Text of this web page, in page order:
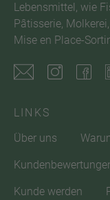
Lebensmittel, wie
Pâtisserie,
Mise en Place-
LINKS
Über uns
Kunde werden